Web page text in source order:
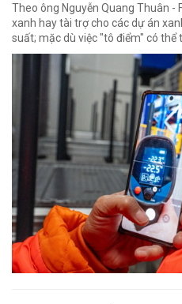
Theo ông Nguyễn Quang Thuân -
xanh hay tài trợ cho các dự án
suất; mặc dù việc "tô điểm" có thể